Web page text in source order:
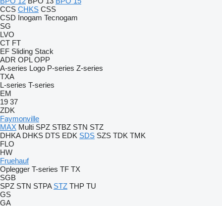
CCS CHKS CSS
CSD Inogam Tecnogam
SG
LVO
CT FT
EF Sliding Stack
ADR OPL OPP
A-series Logo P-series Z-series
TXA
L-series T-series
EM
19 37
ZDK
Faymonville
MAX Multi SPZ STBZ STN STZ
DHKA DHKS DTS EDK SDS SZS TDK TMK
FLO
HW
Fruehauf
Oplegger T-series TF TX
SGB
SPZ STN STPA STZ THP TU
GS
GA